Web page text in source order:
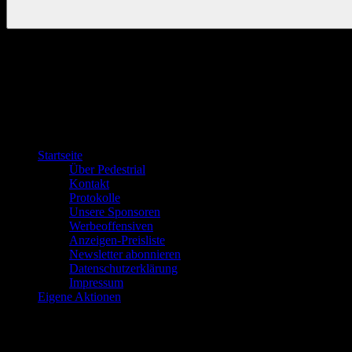
Startseite
Über Pedestrial
Kontakt
Protokolle
Unsere Sponsoren
Werbeoffensiven
Anzeigen-Preisliste
Newsletter abonnieren
Datenschutzerklärung
Impressum
Eigene Aktionen